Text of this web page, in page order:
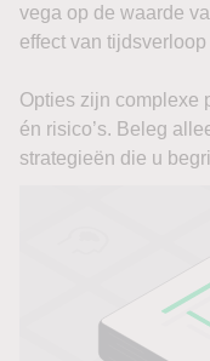
vega op de waarde
effect van
Opties zijn complexe
én risico’s. Beleg
strategieën die u